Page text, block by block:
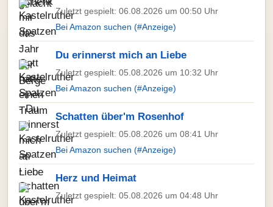
Zuletzt gespielt: 06.08.2026 um 00:50 Uhr
Bei Amazon suchen (#Anzeige)
Du erinnerst mich an Liebe
Zuletzt gespielt: 05.08.2026 um 10:32 Uhr
Bei Amazon suchen (#Anzeige)
Schatten über'm Rosenhof
Zuletzt gespielt: 05.08.2026 um 08:41 Uhr
Bei Amazon suchen (#Anzeige)
Herz und Heimat
Zuletzt gespielt: 05.08.2026 um 04:48 Uhr